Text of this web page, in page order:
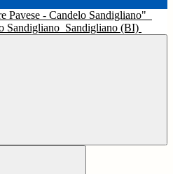
Sandigliano Sandigliano (BI)